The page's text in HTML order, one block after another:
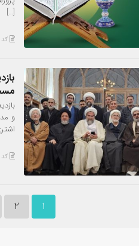
[…]
کد
و
کد
1
2